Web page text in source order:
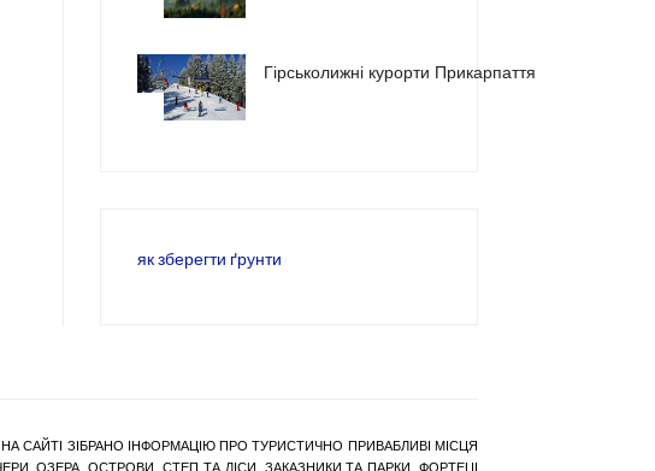
Гірськолижні курорти Прикарпаття
як зберегти ґрунти
САЙТІ ЗІБРАНО ІНФОРМАЦІЮ ПРО ТУРИСТИЧНО ПРИВАБЛИВІ МІСЦЯ